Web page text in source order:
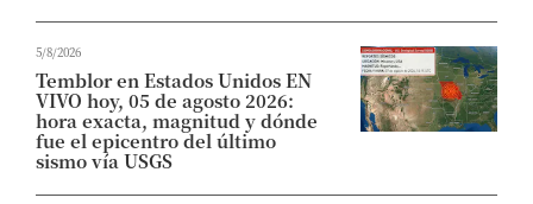
5/8/2026
Temblor en Estados Unidos EN
VIVO hoy, 05 de agosto 2026:
hora exacta, magnitud y dónde
fue el epicentro del último
sismo vía USGS